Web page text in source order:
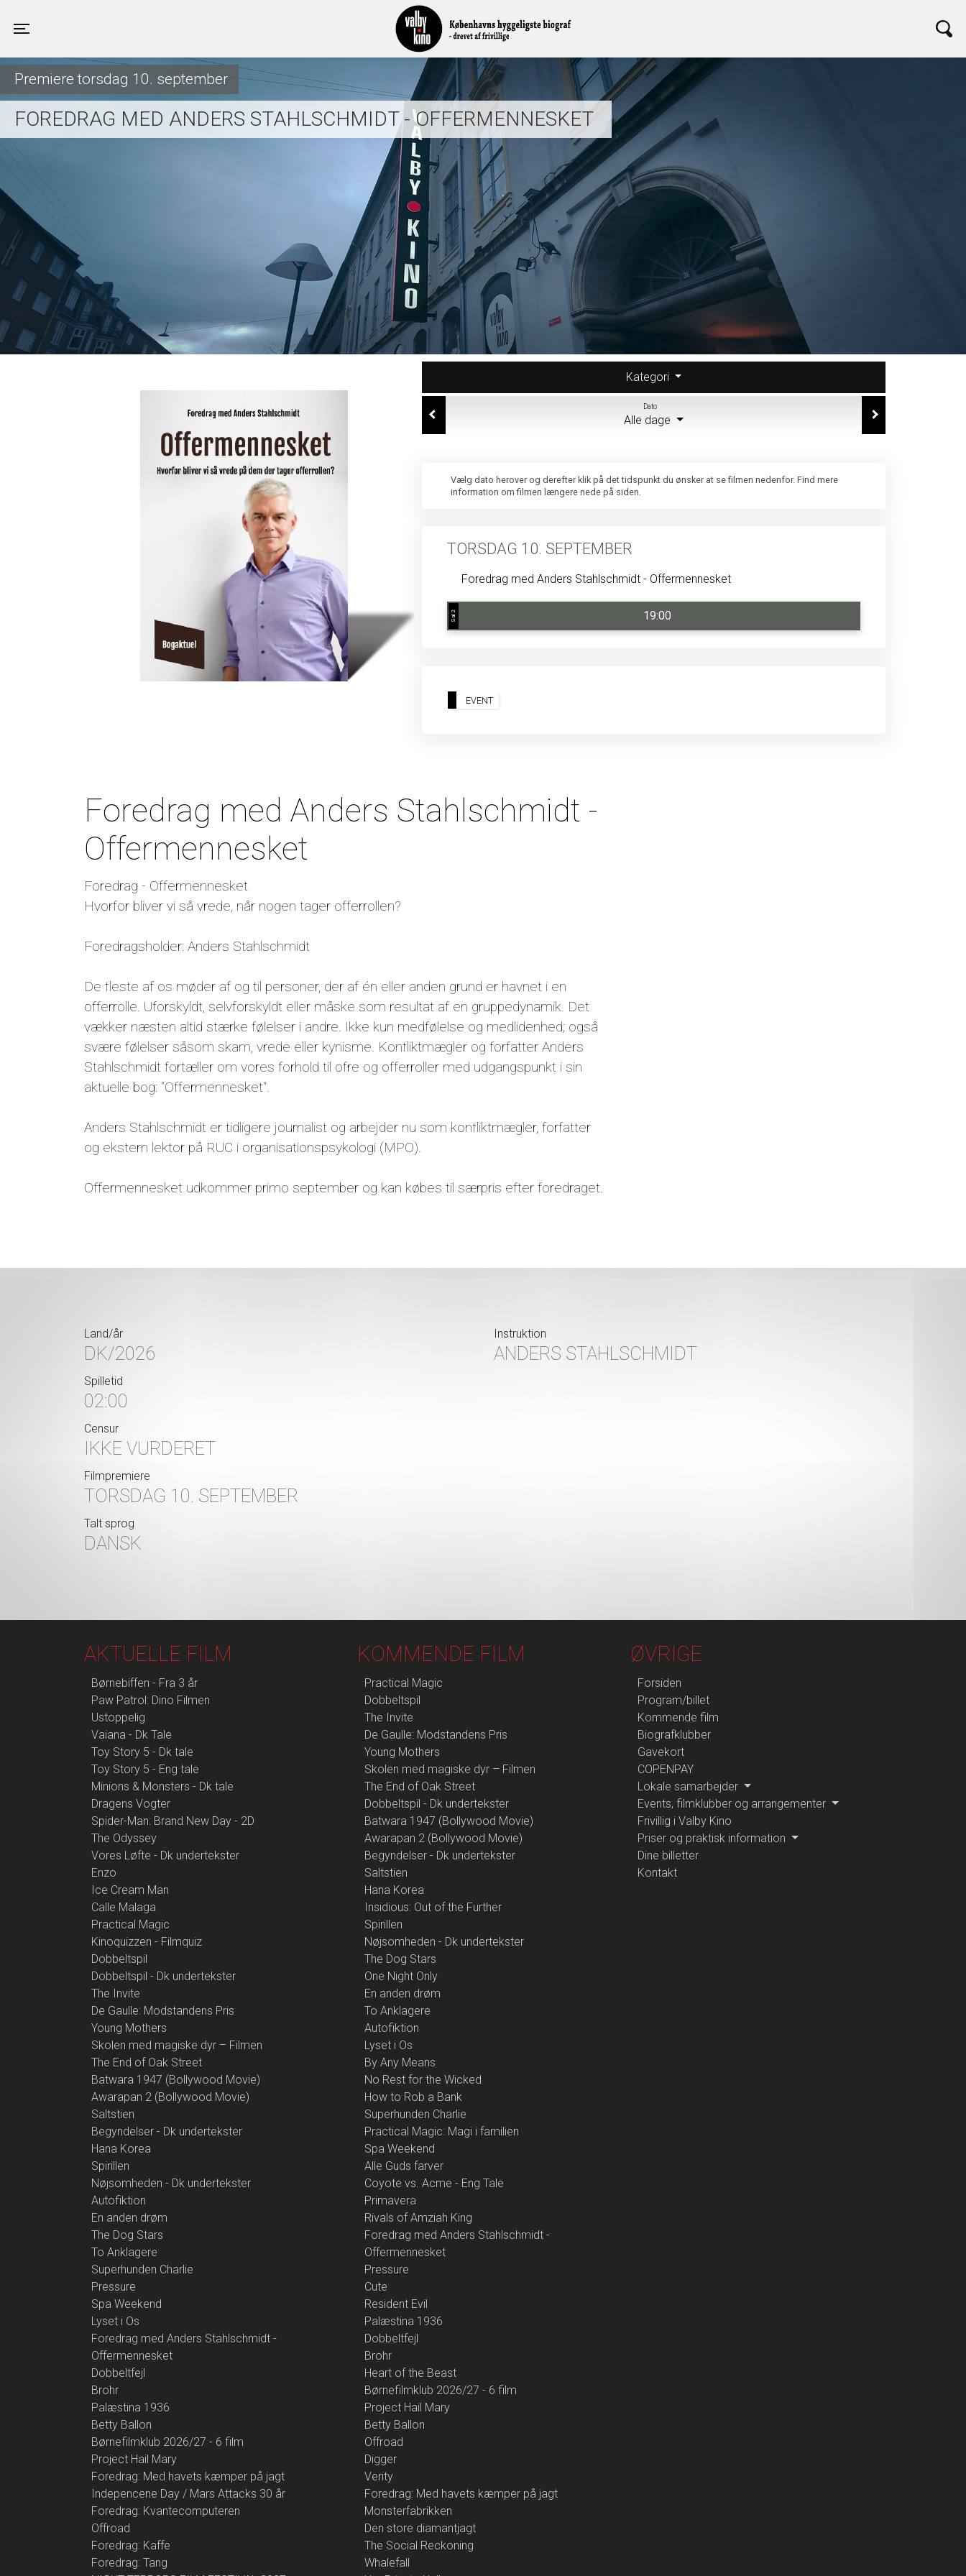
Premiere torsdag 10. september
FOREDRAG MED ANDERS STAHLSCHMIDT - OFFERMENNESKET
Kategori
Dato
Alle dage
Vælg dato herover og derefter klik på det tidspunkt du ønsker at se filmen nedenfor. Find mere
information om filmen længere nede på siden.
TORSDAG 10. SEPTEMBER
Foredrag med Anders Stahlschmidt - Offermennesket
Sal 2 19:00
EVENT
Foredrag med Anders Stahlschmidt -
Offermennesket
Foredrag - Offermennesket
Hvorfor bliver vi så vrede, når nogen tager offerrollen?
Foredragsholder: Anders Stahlschmidt
De fleste af os møder af og til personer, der af én eller anden grund er havnet i en
offerrolle. Uforskyldt, selvforskyldt eller måske som resultat af en gruppedynamik. Det
vækker næsten altid stærke følelser i andre. Ikke kun medfølelse og medlidenhed; også
svære følelser såsom skam, vrede eller kynisme. Konfliktmægler og forfatter Anders
Stahlschmidt fortæller om vores forhold til ofre og offerroller med udgangspunkt i sin
aktuelle bog: "Offermennesket".
Anders Stahlschmidt er tidligere journalist og arbejder nu som konfliktmægler, forfatter
og ekstern lektor på RUC i organisationspsykologi (MPO).
Offermennesket udkommer primo september og kan købes til særpris efter foredraget.
Land/år
DK/2026
Spilletid
02:00
Censur
IKKE VURDERET
Filmpremiere
TORSDAG 10. SEPTEMBER
Talt sprog
DANSK
Instruktion
ANDERS STAHLSCHMIDT
AKTUELLE FILM
Børnebiffen - Fra 3 år
Paw Patrol: Dino Filmen
Ustoppelig
Vaiana - Dk Tale
Toy Story 5 - Dk tale
Toy Story 5 - Eng tale
Minions & Monsters - Dk tale
Dragens Vogter
Spider-Man: Brand New Day - 2D
The Odyssey
Vores Løfte - Dk undertekster
Enzo
Ice Cream Man
Calle Malaga
Practical Magic
Kinoquizzen - Filmquiz
Dobbeltspil
Dobbeltspil - Dk undertekster
The Invite
De Gaulle: Modstandens Pris
Young Mothers
Skolen med magiske dyr – Filmen
The End of Oak Street
Batwara 1947 (Bollywood Movie)
Awarapan 2 (Bollywood Movie)
Saltstien
Begyndelser - Dk undertekster
Hana Korea
Spirillen
Nøjsomheden - Dk undertekster
Autofiktion
En anden drøm
The Dog Stars
To Anklagere
Superhunden Charlie
Pressure
Spa Weekend
Lyset i Os
Foredrag med Anders Stahlschmidt -
Offermennesket
Dobbeltfejl
Brohr
Palæstina 1936
Betty Ballon
Børnefilmklub 2026/27 - 6 film
Project Hail Mary
Foredrag: Med havets kæmper på jagt
Indepencene Day / Mars Attacks 30 år
Foredrag: Kvantecomputeren
Offroad
Foredrag: Kaffe
Foredrag: Tang
KOMMENDE FILM
Practical Magic
Dobbeltspil
The Invite
De Gaulle: Modstandens Pris
Young Mothers
Skolen med magiske dyr – Filmen
The End of Oak Street
Dobbeltspil - Dk undertekster
Batwara 1947 (Bollywood Movie)
Awarapan 2 (Bollywood Movie)
Begyndelser - Dk undertekster
Saltstien
Hana Korea
Insidious: Out of the Further
Spirillen
Nøjsomheden - Dk undertekster
The Dog Stars
One Night Only
En anden drøm
To Anklagere
Autofiktion
Lyset i Os
By Any Means
No Rest for the Wicked
How to Rob a Bank
Superhunden Charlie
Practical Magic: Magi i familien
Spa Weekend
Alle Guds farver
Coyote vs. Acme - Eng Tale
Primavera
Rivals of Amziah King
Foredrag med Anders Stahlschmidt -
Offermennesket
Pressure
Cute
Resident Evil
Palæstina 1936
Dobbeltfejl
Brohr
Heart of the Beast
Børnefilmklub 2026/27 - 6 film
Project Hail Mary
Betty Ballon
Offroad
Digger
Verity
Foredrag: Med havets kæmper på jagt
Monsterfabrikken
Den store diamantjagt
The Social Reckoning
Whalefall
ØVRIGE
Forsiden
Program/billet
Kommende film
Biografklubber
Gavekort
COPENPAY
Lokale samarbejder
Events, filmklubber og arrangementer
Frivillig i Valby Kino
Priser og praktisk information
Dine billetter
Kontakt